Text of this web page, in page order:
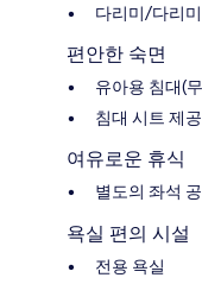
다리미/다리
편안한 숙면
유아용 침대(
침대 시트 제공
여유로운 휴식
별도의 좌석
욕실 편의 시설
전용 욕실